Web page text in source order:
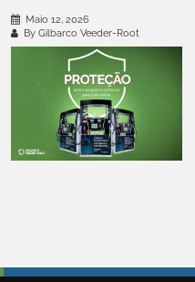
Maio 12, 2026
By Gilbarco Veeder-Root